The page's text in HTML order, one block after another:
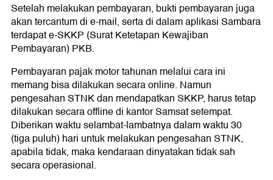
Setelah melakukan pembayaran, bukti pembayaran juga
akan tercantum di e-mail, serta di dalam aplikasi Sambara
terdapat e-SKKP (Surat Ketetapan Kewajiban
Pembayaran) PKB.
Pembayaran pajak motor tahunan melalui cara ini
memang bisa dilakukan secara online. Namun
pengesahan STNK dan mendapatkan SKKP, harus tetap
dilakukan secara offline di kantor Samsat setempat.
Diberikan waktu selambat-lambatnya dalam waktu 30
(tiga puluh) hari untuk melakukan pengesahan STNK,
apabila tidak, maka kendaraan dinyatakan tidak sah
secara operasional.